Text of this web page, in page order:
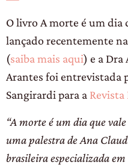
O livro A morte é um dia
lançado recentemente
(saiba mais aqui) e a Dra
Arantes foi entrevistada
Sangirardi para a Revista
“A morte é um dia que
uma palestra de Ana
brasileira especializada